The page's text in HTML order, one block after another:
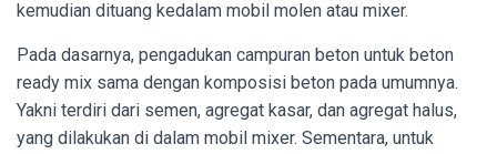
kemudian dituang kedalam mobil molen atau mixer.
Pada dasarnya, pengadukan campuran beton untuk beton
ready mix sama dengan komposisi beton pada umumnya.
Yakni terdiri dari semen, agregat kasar, dan agregat halus,
yang dilakukan di dalam mobil mixer. Sementara, untuk